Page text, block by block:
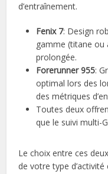
d’entraînement.
Fenix 7: Design
gamme (titane ou
prolongée.
Forerunner 955:
optimal lors des
des métriques
Toutes deux
que le suivi multi-
Le choix entre ces
de votre type